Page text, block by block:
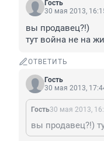
Гость
30 мая 2013,
вы продавец?!)
тут война не на
ОТВЕТИТЬ
Гость
30 мая 2013,
Гость30 мая 2013,